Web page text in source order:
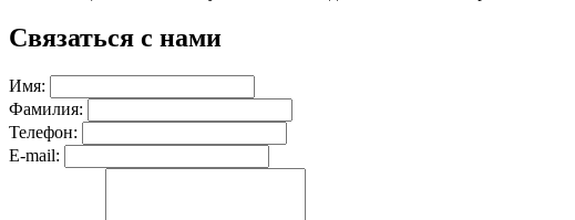
Связаться с нами
Имя:
Фамилия:
Телефон:
E-mail: